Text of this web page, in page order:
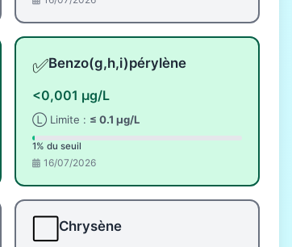
✅Benzo(g,h,i)pérylène
<0,001 µg/L
Ⓛ Limite : ≤ 0.1 µg/L
1% du seuil
16/07/2026
Chrysène